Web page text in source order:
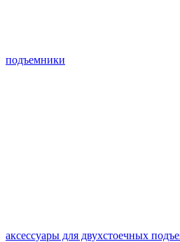
подъемники
аксессуары для двухстоечных